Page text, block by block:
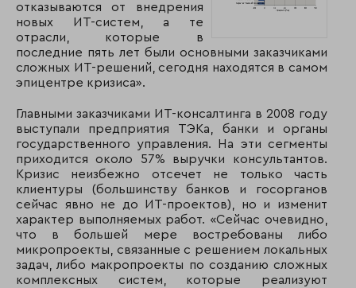
отказываются от внедрения
новых ИТ-систем, а те
отрасли, которые в
последние пять лет были основными заказчиками
сложных ИТ-решений, сегодня находятся в самом
эпицентре кризиса».
Главными заказчиками ИТ-консалтинга в 2008 году
выступали предприятия ТЭКа, банки и органы
государственного управления. На эти сегменты
приходится около 57% выручки консультантов.
Кризис неизбежно отсечет не только часть
клиентуры (большинству банков и госорганов
сейчас явно не до ИТ-проектов), но и изменит
характер выполняемых работ. «Сейчас очевидно,
что в большей мере востребованы либо
микропроекты, связанные с решением локальных
задач, либо макропроекты по созданию сложных
комплексных систем, которые реализуют